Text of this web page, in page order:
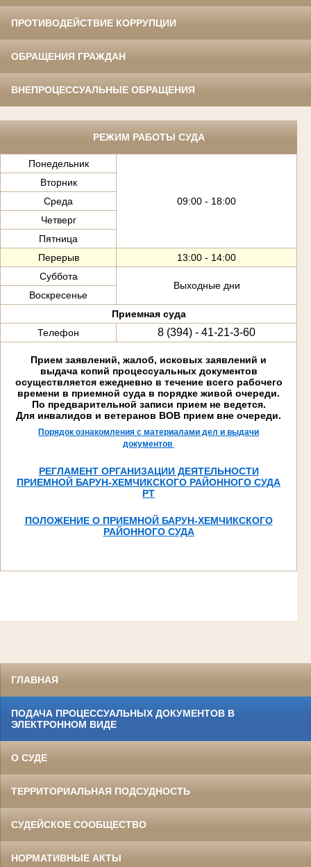
ПРОТИВОДЕЙСТВИЕ КОРРУПЦИИ
ОБРАЩЕНИЯ ГРАЖДАН
ВНЕПРОЦЕССУАЛЬНЫЕ ОБРАЩЕНИЯ
РЕЖИМ РАБОТЫ СУДА
Понедельник
09:00 - 18:00
Вторник
Среда
Четверг
Пятница
Перерыв
13:00 - 14:00
Суббота
Выходные дни
Воскресенье
Приемная суда
Телефон
8 (394) - 41-21-3-60
Прием заявлений, жалоб, исковых заявлений и
выдача копий процессуальных документов
осуществляется ежедневно в течение всего рабочего
времени в приемной суда в порядке живой очереди.
По предварительной записи прием не ведется.
Для инвалидов и ветеранов ВОВ прием вне очереди.
Порядок ознакомления с материалами дел и выдачи
документов
РЕГЛАМЕНТ ОРГАНИЗАЦИИ ДЕЯТЕЛЬНОСТИ
ПРИЕМНОЙ БАРУН-ХЕМЧИКСКОГО РАЙОННОГО СУДА
РТ
ПОЛОЖЕНИЕ О ПРИЕМНОЙ БАРУН-ХЕМЧИКСКОГО
РАЙОННОГО СУДА
ГЛАВНАЯ
ПОДАЧА ПРОЦЕССУАЛЬНЫХ ДОКУМЕНТОВ В
ЭЛЕКТРОННОМ ВИДЕ
О СУДЕ
ТЕРРИТОРИАЛЬНАЯ ПОДСУДНОСТЬ
СУДЕЙСКОЕ СООБЩЕСТВО
НОРМАТИВНЫЕ АКТЫ